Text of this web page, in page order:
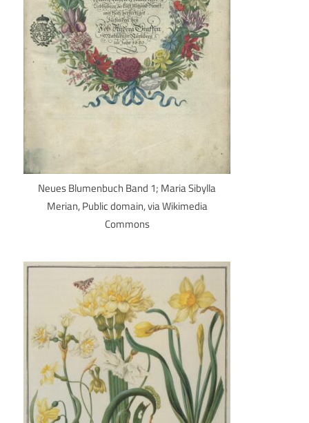
Neues Blumenbuch Band 1; Maria Sibylla
Merian, Public domain, via Wikimedia
Commons